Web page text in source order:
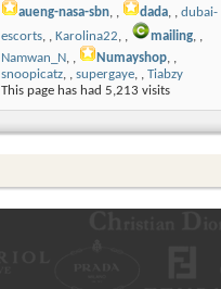
aueng-nasa-sbn, dada,
dubai-
escorts, Karolina22, mailing,
Namwan_N, Numayshop,
snoopicatz, supergaye,
Tiabzy
This page has had 5,213 visits